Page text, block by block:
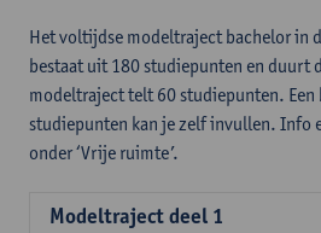
Het voltijdse modeltraject bachelor in
bestaat uit 180 studiepunten en duurt
modeltraject telt 60 studiepunten. Een
studiepunten kan je zelf invullen. Info
onder ‘Vrije ruimte’.
Modeltraject deel 1